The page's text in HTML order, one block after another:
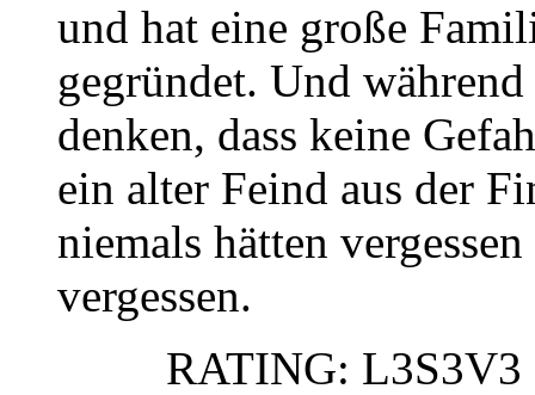
und hat eine große
gegründet. Und
denken, dass keine
ein alter Feind aus der
niemals hätten
vergessen.
RATING: